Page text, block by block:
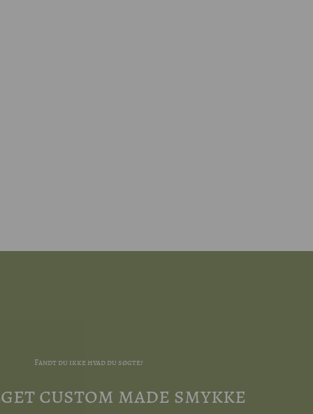
Fandt du ikke hvad du søgte?
custom made smykke